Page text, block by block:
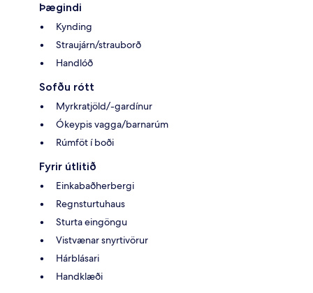
Þægindi
Kynding
Straujárn/strauborð
Handlóð
Sofðu rótt
Myrkratjöld/-gardínur
Ókeypis vagga/barnarúm
Rúmföt í boði
Fyrir útlitið
Einkabaðherbergi
Regnsturtuhaus
Sturta eingöngu
Vistvænar snyrtivörur
Hárblásari
Handklæði